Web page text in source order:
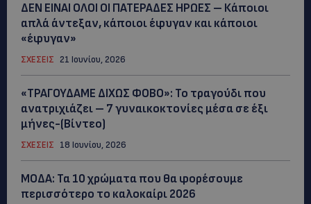
ΔΕΝ ΕΙΝΑΙ ΟΛΟΙ ΟΙ ΠΑΤΕΡΑΔΕΣ ΗΡΩΕΣ – Κάποιοι
απλά άντεξαν, κάποιοι έφυγαν και κάποιοι
«έφυγαν»
ΣΧΕΣΕΙΣ 21 Ιουνίου, 2026
«ΤΡΑΓΟΥΔΑΜΕ ΔΙΧΩΣ ΦΟΒΟ»: Το τραγούδι που
ανατριχιάζει – 7 γυναικοκτονίες μέσα σε έξι
μήνες-(Βίντεο)
ΣΧΕΣΕΙΣ 18 Ιουνίου, 2026
ΜΟΔΑ: Τα 10 χρώματα που θα φορέσουμε
περισσότερο το καλοκαίρι 2026